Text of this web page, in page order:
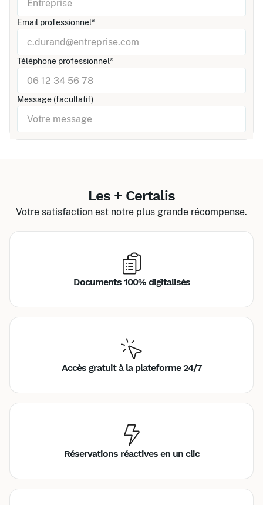
Email professionnel*
Téléphone professionnel*
Message (facultatif)
Les + Certalis
Votre satisfaction est notre plus grande récompense.
Documents 100% digitalisés
Accès gratuit à la plateforme 24/7
Réservations réactives en un clic